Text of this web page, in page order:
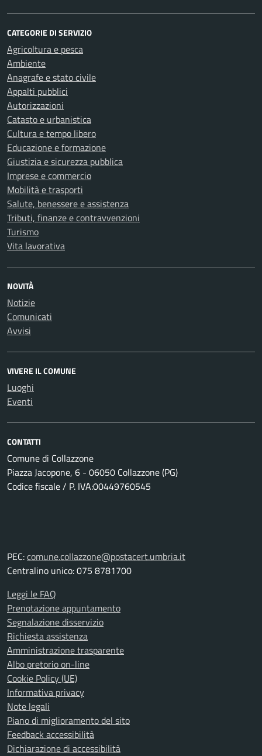
CATEGORIE DI SERVIZIO
Agricoltura e pesca
Ambiente
Anagrafe e stato civile
Appalti pubblici
Autorizzazioni
Catasto e urbanistica
Cultura e tempo libero
Educazione e formazione
Giustizia e sicurezza pubblica
Imprese e commercio
Mobilità e trasporti
Salute, benessere e assistenza
Tributi, finanze e contravvenzioni
Turismo
Vita lavorativa
NOVITÀ
Notizie
Comunicati
Avvisi
VIVERE IL COMUNE
Luoghi
Eventi
CONTATTI
Comune di Collazzone
Piazza Jacopone, 6 - 06050 Collazzone (PG)
Codice fiscale / P. IVA:00449760545
PEC:comune.collazzone@postacert.umbria.it
Centralino unico: 075 8781700
Leggi le FAQ
Prenotazione appuntamento
Segnalazione disservizio
Richiesta assistenza
Amministrazione trasparente
Albo pretorio on-line
Cookie Policy (UE)
Informativa privacy
Note legali
Piano di miglioramento del sito
Feedback accessibilità
Dichiarazione di accessibilità